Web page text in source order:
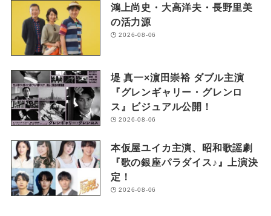
鴻上尚史・大高洋夫・長野里美
の活力源
2026-08-06
堤 真一×濵田崇裕 ダブル主演
『グレンギャリー・グレンロ
ス』ビジュアル公開！
2026-08-06
本仮屋ユイカ主演、昭和歌謡劇
『歌の銀座パラダイス♪』上演決
定！
2026-08-06